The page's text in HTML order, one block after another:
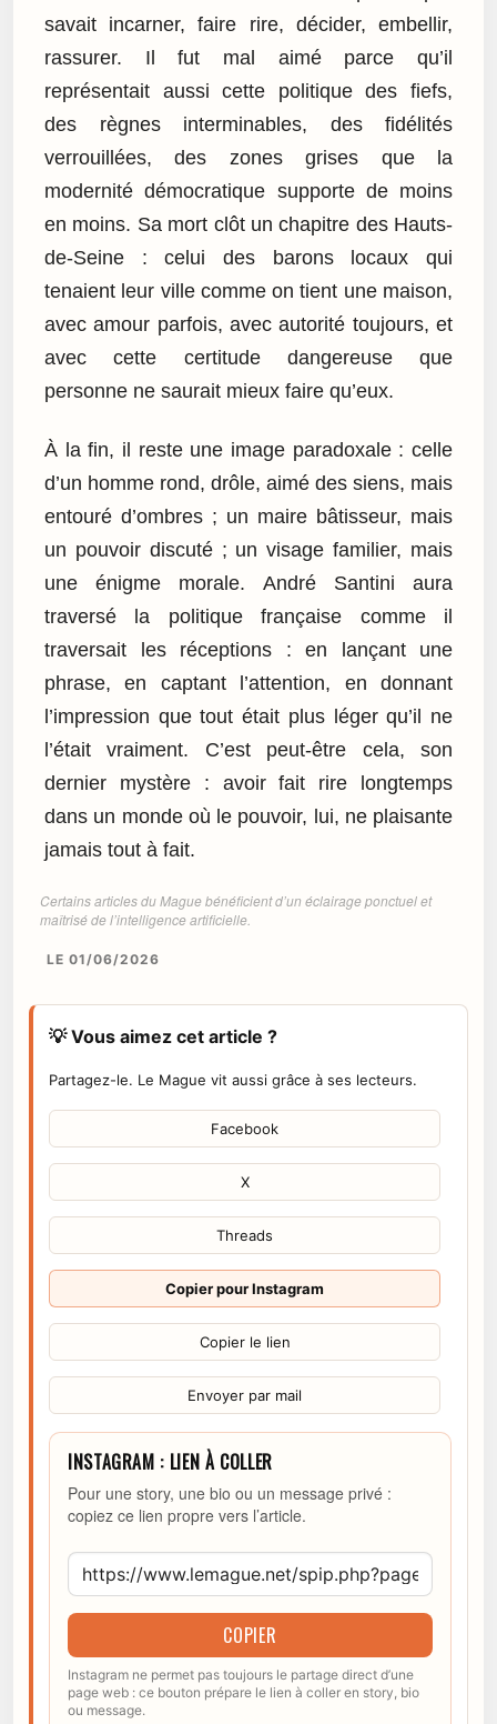
savait incarner, faire rire, décider, embellir,
rassurer. Il fut mal aimé parce qu’il
représentait aussi cette politique des fiefs,
des règnes interminables, des fidélités
verrouillées, des zones grises que la
modernité démocratique supporte de moins
en moins. Sa mort clôt un chapitre des Hauts-
de-Seine : celui des barons locaux qui
tenaient leur ville comme on tient une maison,
avec amour parfois, avec autorité toujours, et
avec cette certitude dangereuse que
personne ne saurait mieux faire qu’eux.
À la fin, il reste une image paradoxale : celle
d’un homme rond, drôle, aimé des siens, mais
entouré d’ombres ; un maire bâtisseur, mais
un pouvoir discuté ; un visage familier, mais
une énigme morale. André Santini aura
traversé la politique française comme il
traversait les réceptions : en lançant une
phrase, en captant l’attention, en donnant
l’impression que tout était plus léger qu’il ne
l’était vraiment. C’est peut-être cela, son
dernier mystère : avoir fait rire longtemps
dans un monde où le pouvoir, lui, ne plaisante
jamais tout à fait.
Certains articles du Mague bénéficient d’un éclairage ponctuel et
maîtrisé de l’intelligence artificielle.
LE 01/06/2026
💡 Vous aimez cet article ?
Partagez-le. Le Mague vit aussi grâce à ses lecteurs.
Facebook
X
Threads
Copier pour Instagram
Copier le lien
Envoyer par mail
INSTAGRAM : LIEN À COLLER
Pour une story, une bio ou un message privé :
copiez ce lien propre vers l’article.
COPIER
Instagram ne permet pas toujours le partage direct d’une
page web : ce bouton prépare le lien à coller en story, bio
ou message.